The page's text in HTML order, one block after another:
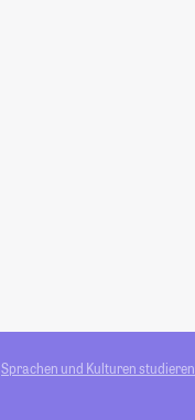
Sprachen und Kulturen studieren